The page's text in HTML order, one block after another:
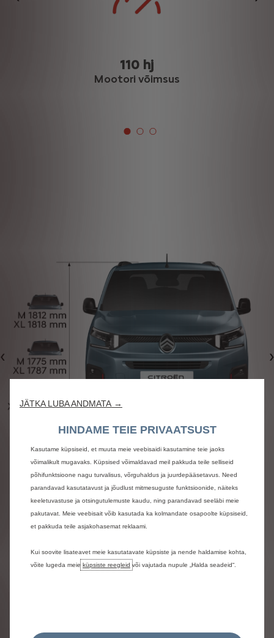
110 hj
Mootori võimsus
Eelmine
JÄTKA LUBA ANDMATA →
HINDAME TEIE PRIVAATSUST
Kasutame küpsiseid, et muuta meie veebisaidi kasutamine teie jaoks
võimalikult mugavaks. Küpsised võimaldavad meil pakkuda teile selliseid
põhifunktsioone nagu turvalisus, võrguhaldus ja juurdepääsetavus. Need
parandavad kasutatavust ja jõudlust mitmesuguste funktsioonide, näiteks
keeletuvastuse ja otsingutulemuste kaudu, ning parandavad seeläbi meie
pakutavat. Meie veebisait võib kasutada ka kolmandate osapoolte küpsiseid,
et pakkuda teile asjakohasemat reklaami.
Kui soovite lisateavet meie kasutatavate küpsiste ja nende haldamise kohta,
võite lugeda meie küpsiste reegleid või vajutada nupule „Halda seadeid“.